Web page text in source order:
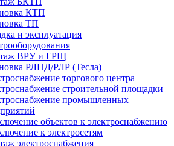
КТП
ТП
и эксплуатация
ВРУ и ГРЩ
РЛНД/РЛР (Тесла)
торгового центра
строительной площадки
промышленных
объектов к электроснабжению
к электросетям
электроснабжения